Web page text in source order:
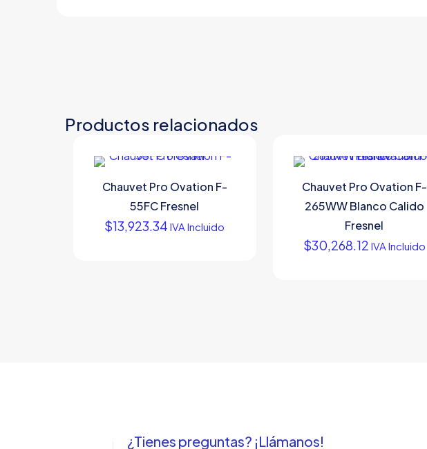
Productos relacionados
Chauvet Pro Ovation F-
55FC Fresnel
$13,923.34 IVA Incluido
Chauvet Pro Ovation F-
265WW Blanco Calido
Fresnel
$30,268.12 IVA Incluido
¿Tienes preguntas? ¡Llámanos!